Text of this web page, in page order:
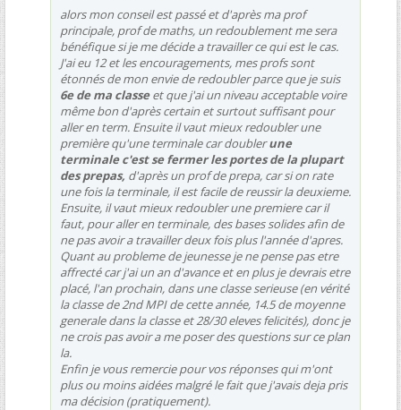
alors mon conseil est passé et d'après ma prof
principale, prof de maths, un redoublement me sera
bénéfique si je me décide a travailler ce qui est le cas.
J'ai eu 12 et les encouragements, mes profs sont
étonnés de mon envie de redoubler parce que je suis
6e de ma classeet que j'ai un niveau acceptable voire
même bon d'après certain et surtout suffisant pour
aller en term. Ensuite il vaut mieux redoubler une
première qu'une terminale car doublerune
terminale c'est se fermer les portes de la plupart
des prepas, d'après un prof de prepa, car si on rate
une fois la terminale, il est facile de reussir la deuxieme.
Ensuite, il vaut mieux redoubler une premiere car il
faut, pour aller en terminale, des bases solides afin de
ne pas avoir a travailler deux fois plus l'année d'apres.
Quant au probleme de jeunesse je ne pense pas etre
affrecté car j'ai un an d'avance et en plus je devrais etre
placé, l'an prochain, dans une classe serieuse (en vérité
la classe de 2nd MPI de cette année, 14.5 de moyenne
generale dans la classe et 28/30 eleves felicités), donc je
ne crois pas avoir a me poser des questions sur ce plan
la.
Enfin je vous remercie pour vos réponses qui m'ont
plus ou moins aidées malgré le fait que j'avais deja pris
ma décision (pratiquement).